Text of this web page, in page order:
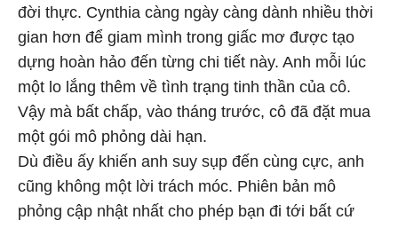
đời thực. Cynthia càng ngày càng dành nhiều thời
gian hơn để giam mình trong giấc mơ được tạo
dựng hoàn hảo đến từng chi tiết này. Anh mỗi lúc
một lo lắng thêm về tình trạng tinh thần của cô.
Vậy mà bất chấp, vào tháng trước, cô đã đặt mua
một gói mô phỏng dài hạn.
Dù điều ấy khiến anh suy sụp đến cùng cực, anh
cũng không một lời trách móc. Phiên bản mô
phỏng cập nhật nhất cho phép bạn đi tới bất cứ